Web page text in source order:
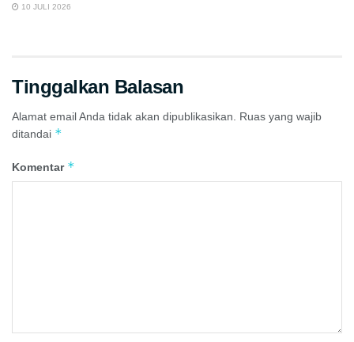
10 JULI 2026
Tinggalkan Balasan
Alamat email Anda tidak akan dipublikasikan.
Ruas yang wajib
ditandai *
Komentar *